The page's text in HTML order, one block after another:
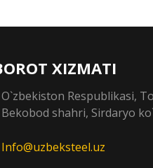
XIZMATI
O`zbekiston Respublikasi,
Bekobod shahri, Sirdaryo
Info@uzbeksteel.uz